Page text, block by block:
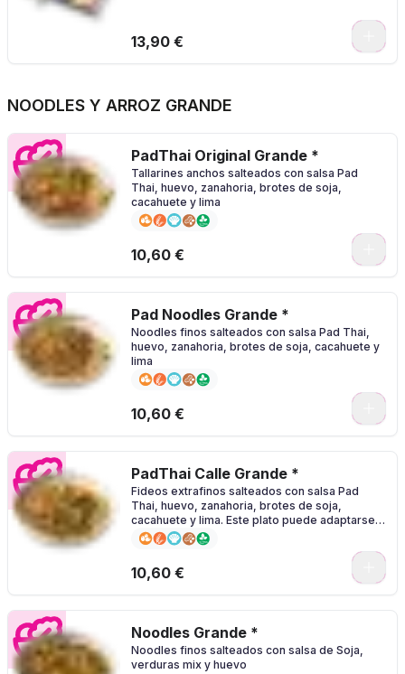
13,90 €
NOODLES Y ARROZ GRANDE
PadThai Original Grande *
Tallarines anchos salteados con salsa Pad
Thai, huevo, zanahoria, brotes de soja,
cacahuete y lima
10,60 €
Pad Noodles Grande *
Noodles finos salteados con salsa Pad Thai,
huevo, zanahoria, brotes de soja, cacahuete y
lima
10,60 €
PadThai Calle Grande *
Fideos extrafinos salteados con salsa Pad
Thai, huevo, zanahoria, brotes de soja,
cacahuete y lima. Este plato puede adaptarse
para veganos
10,60 €
Noodles Grande *
Noodles finos salteados con salsa de Soja,
verduras mix y huevo